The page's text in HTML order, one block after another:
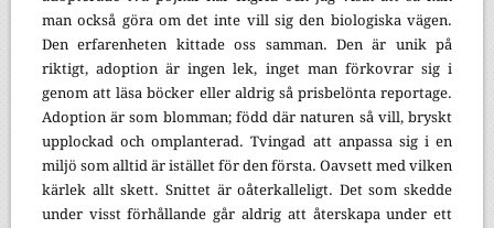
man också göra om det inte vill sig den biologiska vägen.
Den erfarenheten kittade oss samman. Den är unik på
riktigt, adoption är ingen lek, inget man förkovrar sig i
genom att läsa böcker eller aldrig så prisbelönta reportage.
Adoption är som blomman; född där naturen så vill, bryskt
upplockad och omplanterad. Tvingad att anpassa sig i en
miljö som alltid är istället för den första. Oavsett med vilken
kärlek allt skett. Snittet är oåterkalleligt. Det som skedde
under visst förhållande går aldrig att återskapa under ett